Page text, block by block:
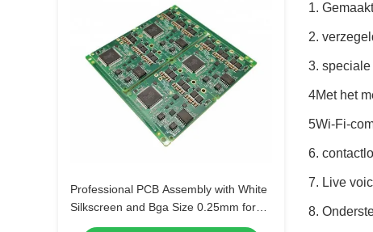
Professional PCB Assembly with White
Silkscreen and Bga Size 0.25mm for
Extreme Temperature Range -40 C -85
1.
2.
3.
4Met het
5Wi-Fi-
6.
7. Live
8.